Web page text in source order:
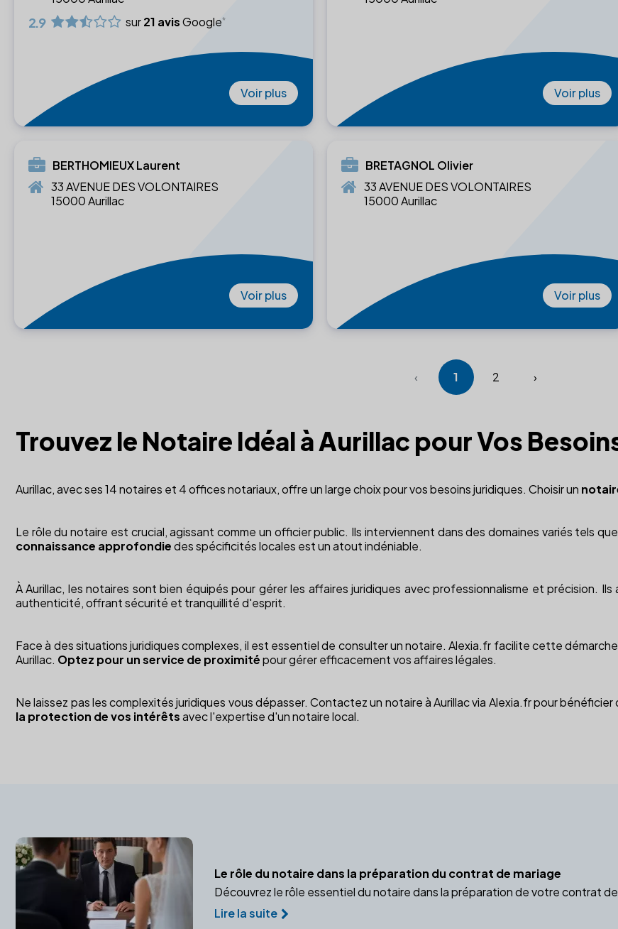
2.9 sur21 avisGoogle
Voir plus Voir plus
BERTHOMIEUX Laurent
33 AVENUE DES VOLONTAIRES
15000 Aurillac
Voir plus
BRETAGNOL Olivier
33 AVENUE DES VOLONTAIRES
15000 Aurillac
Voir plus
‹ 1 2 ›
Trouvez le Notaire Idéal à Aurillac pour Vos
Aurillac, avec ses 14 notaires et 4 offices notariaux, offre un large choix pour vos besoins juridiques. Choisir un
Le rôle du notaire est crucial, agissant comme un officier public. Ils interviennent dans des domaines variés tels
connaissance approfondiedes spécificités locales est un atout indéniable.
À Aurillac, les notaires sont bien équipés pour gérer les affaires juridiques avec professionnalisme et précision.
authenticité, offrant sécurité et tranquillité d'esprit.
Face à des situations juridiques complexes, il est essentiel de consulter un notaire. Alexia.fr facilite cette
Aurillac. Optez pour un service de proximitépour gérer efficacement vos affaires légales.
Ne laissez pas les complexités juridiques vous dépasser. Contactez un notaire à Aurillac via Alexia.fr pour
la protection de vos intérêtsavec l'expertise d'un notaire local.
Le rôle du notaire dans la préparation du contrat de mariage
Découvrez le rôle essentiel du notaire dans la préparation de votre contrat
Lire la suite